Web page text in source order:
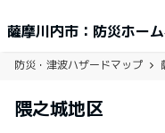
薩摩川内市：防災ホー
防災・津波ハザードマップ
隈之城地区